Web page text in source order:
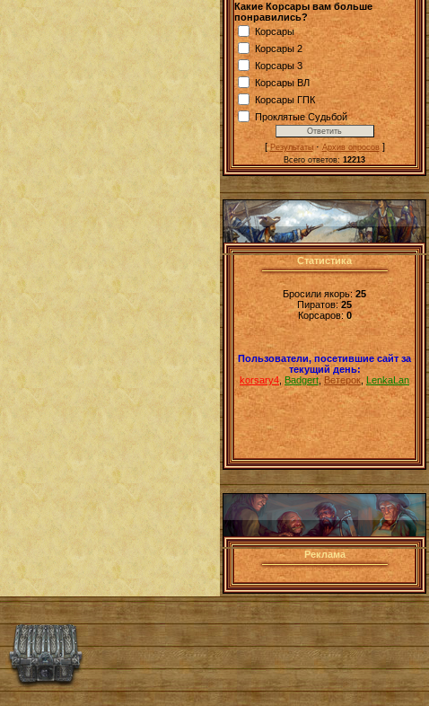
Какие Корсары вам больше
понравились?
Корсары
Корсары 2
Корсары 3
Корсары ВЛ
Корсары ГПК
Проклятые Судьбой
[Результаты· Архив опросов]
Всего ответов: 12213
Статистика
Бросили якорь:25
Пиратов:25
Корсаров:0
Пользователи, посетившие сайт за
текущий день:
korsary4, Badgert, Ветерок, LenkaLan
Реклама